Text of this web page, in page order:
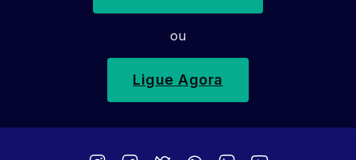
ou
Ligue Agora